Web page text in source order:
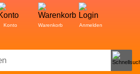
Konto Warenkorb Anmelden